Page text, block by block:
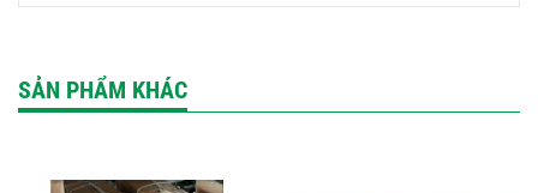
SẢN PHẨM KHÁC